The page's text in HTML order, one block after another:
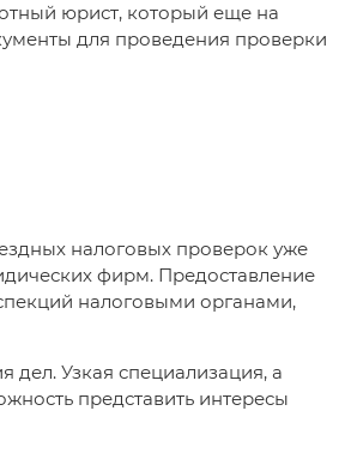
юрист, который еще на
для проведения проверки
налоговых проверок уже
фирм. Предоставление
налоговыми органами,
Узкая специализация, а
представить интересы